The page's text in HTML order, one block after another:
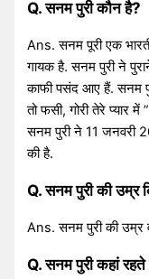
Q. सनम पुरी कौन है?
Ans. सनम पूरी एक
गायक है. सनम पुरी ने
काफी पसंद आए हैं. सनम
तो फसी, गोरी तेरे प्यार
सनम पुरी ने 11 जनवरी
की है.
Q. सनम पुरी की उम्र
Ans. सनम पुरी की उम्र
Q. सनम पुरी कहां